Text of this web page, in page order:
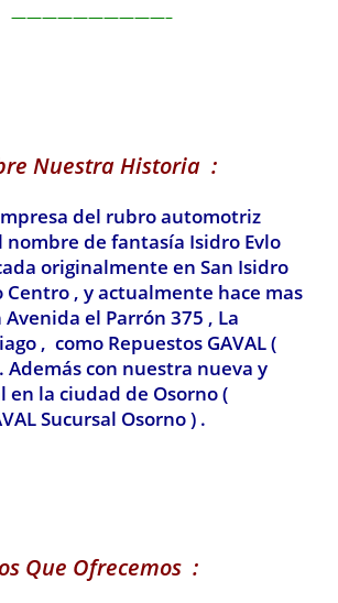
——————————–
Nuestra Historia :
del rubro automotriz
nombre de fantasía Isidro Evlo
originalmente en San Isidro
Centro , y actualmente hace mas
el Parrón 375 , La
, como Repuestos GAVAL (
Además con nuestra nueva y
en la ciudad de Osorno (
Sucursal Osorno ) .
Que Ofrecemos :